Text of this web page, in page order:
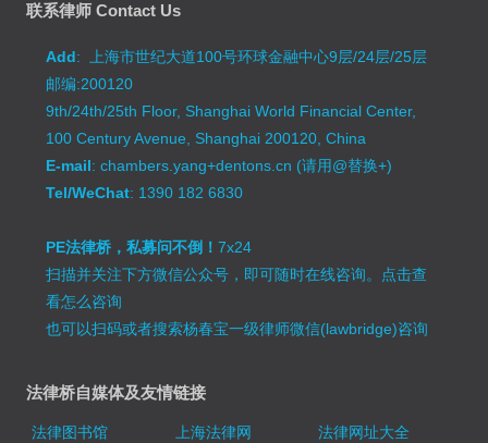
联系律师 Contact Us
Add: 上海市世纪大道100号环球金融中心9层/24层/25层
邮编:200120
9th/24th/25th Floor, Shanghai World Financial Center,
100 Century Avenue, Shanghai 200120, China
E-mail: chambers.yang+dentons.cn (请用@替换+)
Tel/WeChat: 1390 182 6830
PE法律桥，私募问不倒！7x24
扫描并关注下方微信公众号，即可随时在线咨询。 点击查
看怎么咨询
也可以扫码或者搜索杨春宝一级律师微信(lawbridge)咨询
法律桥自媒体及友情链接
法律图书馆 上海法律网
法律网址大全